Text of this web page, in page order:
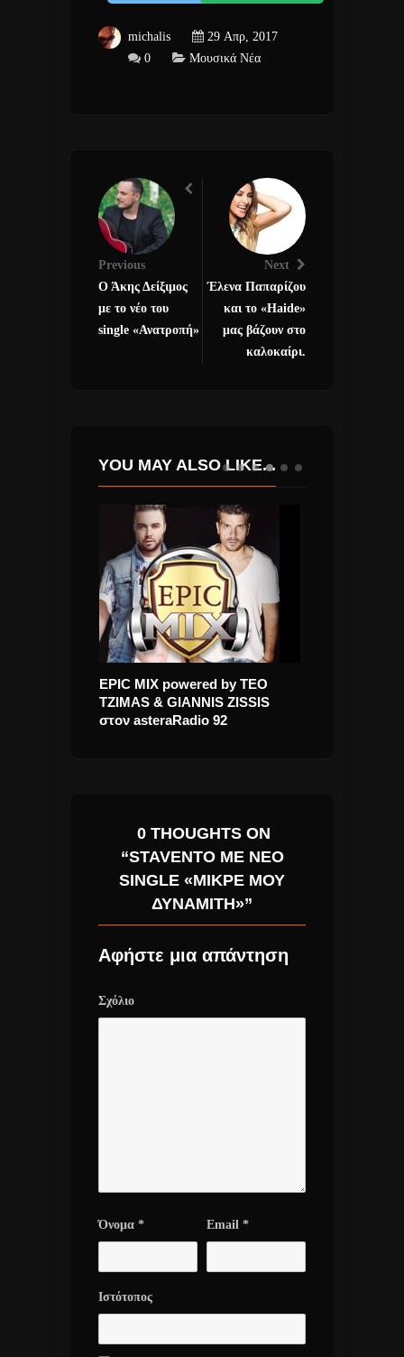
michalis
29 Απρ, 2017
0
Μουσικά Νέα
Previous
Ο Άκης Δείξιμος
με το νέο του
single «Ανατροπή»
Next
Έλενα Παπαρίζου
και το «Haide»
μας βάζουν στο
καλοκαίρι.
YOU MAY ALSO LIKE...
EPIC MIX powered by TEO
TZIMAS & GIANNIS ZISSIS
στον asteraRadio 92
0 THOUGHTS ON
“STAVENTO ΜΕ ΝΈΟ
SINGLE «ΜΙΚΡΈ ΜΟΥ
ΔΥΝΑΜΊΤΗ»”
Αφήστε μια απάντηση
Σχόλιο
Όνομα * Email *
Ιστότοπος